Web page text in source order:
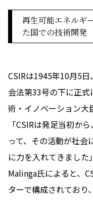
再生可能エネルギ
た国での技術開発
CSIRは1945年10月5
会法第33号の下に正
術・イノベーション大
「CSIRは発足当初か
って、その活動が社会
に力を入れてきました
Malinga氏によると、
ターで構成されており